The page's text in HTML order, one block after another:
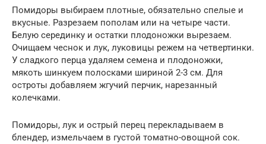
Помидоры выбираем плотные, обязательно спелые и
вкусные. Разрезаем пополам или на четыре части.
Белую серединку и остатки плодоножки вырезаем.
Очищаем чеснок и лук, луковицы режем на четвертинки.
У сладкого перца удаляем семена и плодоножки,
мякоть шинкуем полосками шириной 2-3 см. Для
остроты добавляем жгучий перчик, нарезанный
колечками.
Помидоры, лук и острый перец перекладываем в
блендер, измельчаем в густой томатно-овощной сок.